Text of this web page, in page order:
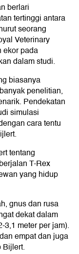
berlari
tertinggi antara
seorang
Veterinary
ekor pada
dalam studi.
biasanya
penelitian,
Pendekatan
simulasi
cara tentu
tentang
T-Rex
yang hidup
gnus dan rusa
dekat dalam
3,1 meter per jam).
empat dan juga
Bijlert.